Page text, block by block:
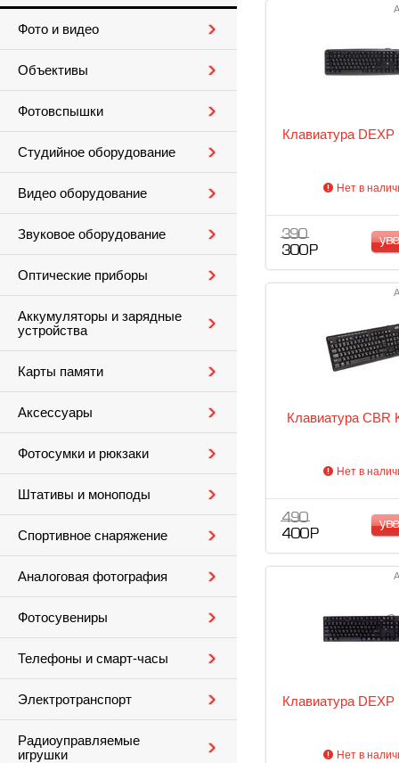
Фото и видео
Объективы
Фотовспышки
Студийное оборудование
Видео оборудование
Звуковое оборудование
Оптические приборы
Аккумуляторы и зарядные
устройства
Карты памяти
Аксессуары
Фотосумки и рюкзаки
Штативы и моноподы
Спортивное снаряжение
Аналоговая фотография
Фотосувениры
Телефоны и смарт-часы
Электротранспорт
Радиоуправляемые
игрушки
Клавиатура DEXP
Нет в
390
300 Р
Клавиатура CBR
Нет в
490
400 Р
Клавиатура DEXP
Нет в